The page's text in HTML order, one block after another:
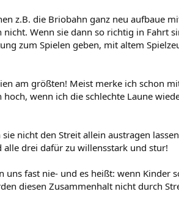
z.B. die Briobahn ganz neu aufbaue
Wenn sie dann so richtig in Fahrt
zum Spielen geben, mit altem
am größten! Meist merke ich schon
wenn ich die schlechte Laune
nicht den Streit allein austragen
alle drei dafür zu willensstark und stur!
fast nie- und es heißt: wenn Kinder
diesen Zusammenhalt nicht durch